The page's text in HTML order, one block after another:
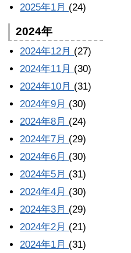
2025年1月 (24)
2024年
2024年12月 (27)
2024年11月 (30)
2024年10月 (31)
2024年9月 (30)
2024年8月 (24)
2024年7月 (29)
2024年6月 (30)
2024年5月 (31)
2024年4月 (30)
2024年3月 (29)
2024年2月 (21)
2024年1月 (31)